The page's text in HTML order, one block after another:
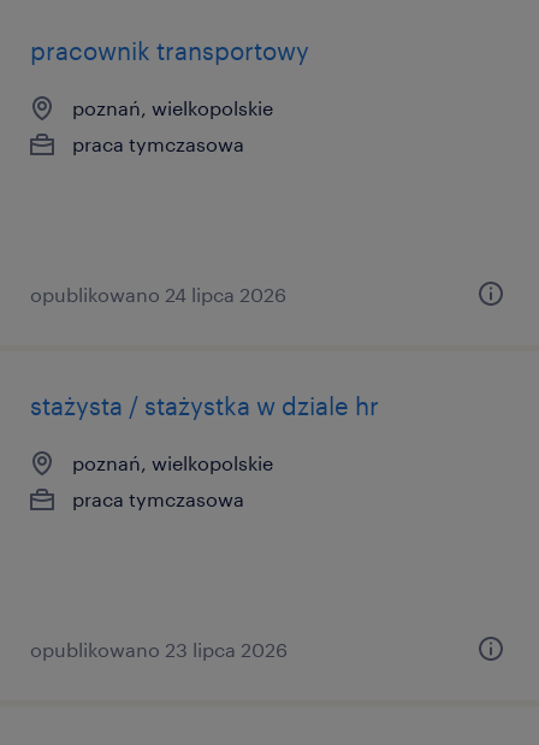
pracownik transportowy
poznań, wielkopolskie
praca tymczasowa
opublikowano 24 lipca 2026
stażysta / stażystka w dziale hr
poznań, wielkopolskie
praca tymczasowa
opublikowano 23 lipca 2026